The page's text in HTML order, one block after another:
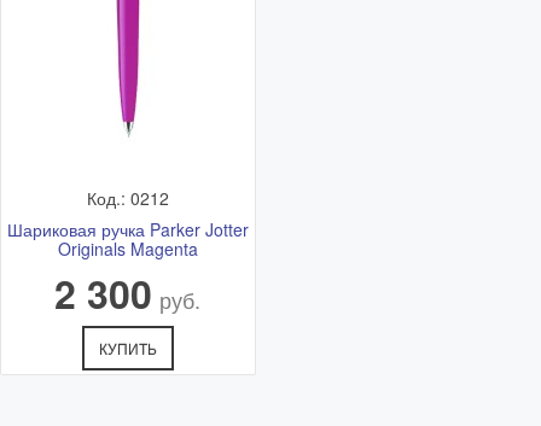
Код.: 0212
Шариковая ручка Parker Jotter
Originals Magenta
2 300 руб.
КУПИТЬ